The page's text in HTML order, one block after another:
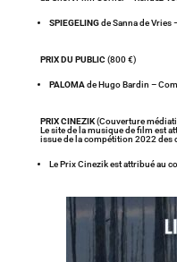
SPIEGELINGde Sanna de Vries
PRIX DU PUBLIC(800 €)
PALOMAde Hugo Bardin –
PRIX CINEZIK(Couverture
Le site de la musique de film est
issue de la compétition 2022 des
Le Prix Cinezik est attribué au